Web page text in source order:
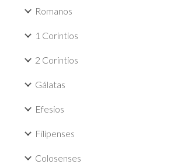
Romanos
1 Corintios
2 Corintios
Gálatas
Efesios
Filipenses
Colosenses